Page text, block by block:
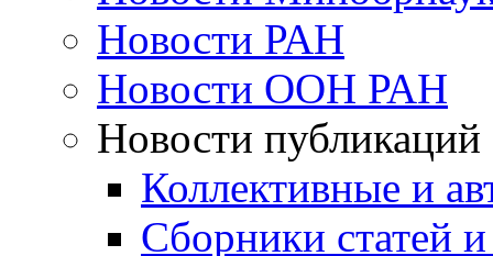
Новости РАН
Новости ООН РАН
Новости публикаций
Коллективные и
Сборники статей